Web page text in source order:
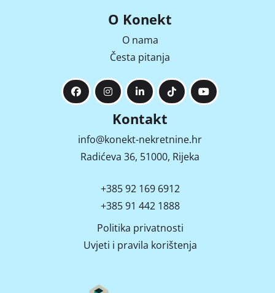
O Konekt
O nama
Česta pitanja
Kontakt
info@konekt-nekretnine.hr
Radićeva 36, 51000, Rijeka
+385 92 169 6912
+385 91 442 1888
Politika privatnosti
Uvjeti i pravila korištenja